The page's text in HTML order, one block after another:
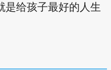
是给孩子最好的人生